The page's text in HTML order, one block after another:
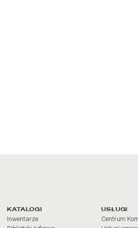
KATALOGI
Inwentarze
USŁUGI
Centrum